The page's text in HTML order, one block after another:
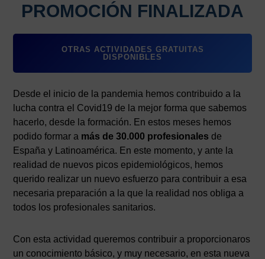
PROMOCIÓN FINALIZADA
OTRAS ACTIVIDADES GRATUITAS
DISPONIBLES
Desde el inicio de la pandemia hemos contribuido a la
lucha contra el Covid19 de la mejor forma que sabemos
hacerlo, desde la formación. En estos meses hemos
podido formar a más de 30.000 profesionales de
España y Latinoamérica. En este momento, y ante la
realidad de nuevos picos epidemiológicos, hemos
querido realizar un nuevo esfuerzo para contribuir a esa
necesaria preparación a la que la realidad nos obliga a
todos los profesionales sanitarios.
Con esta actividad queremos contribuir a proporcionaros
un conocimiento básico, y muy necesario, en esta nueva